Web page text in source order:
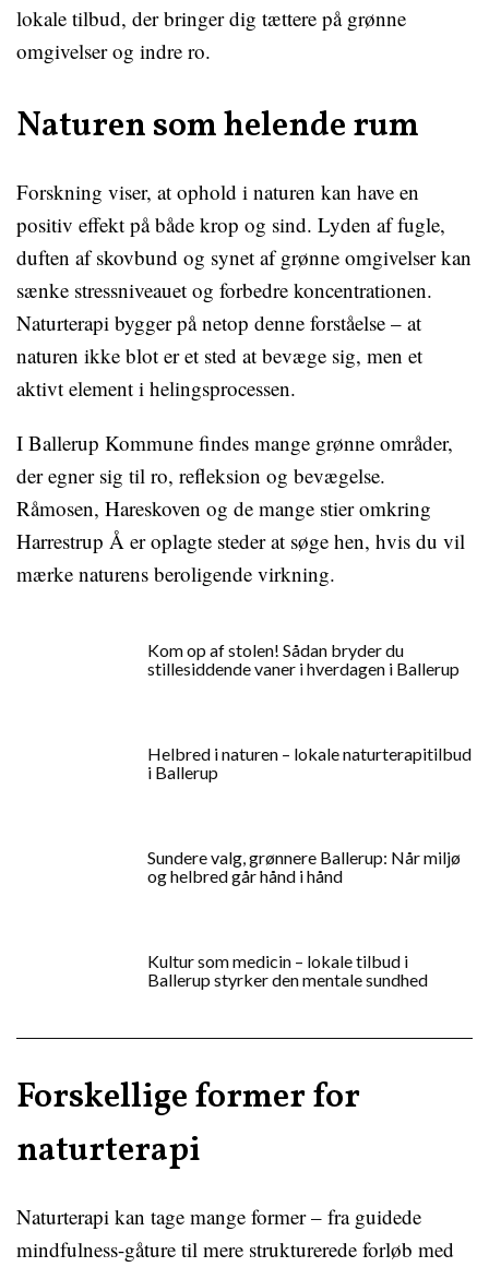
lokale tilbud, der bringer dig tættere på grønne
omgivelser og indre ro.
Naturen som helende rum
Forskning viser, at ophold i naturen kan have en
positiv effekt på både krop og sind. Lyden af fugle,
duften af skovbund og synet af grønne omgivelser kan
sænke stressniveauet og forbedre koncentrationen.
Naturterapi bygger på netop denne forståelse – at
naturen ikke blot er et sted at bevæge sig, men et
aktivt element i helingsprocessen.
I Ballerup Kommune findes mange grønne områder,
der egner sig til ro, refleksion og bevægelse.
Råmosen, Hareskoven og de mange stier omkring
Harrestrup Å er oplagte steder at søge hen, hvis du vil
mærke naturens beroligende virkning.
Kom op af stolen! Sådan bryder du
stillesiddende vaner i hverdagen i Ballerup
Helbred i naturen – lokale naturterapitilbud
i Ballerup
Sundere valg, grønnere Ballerup: Når miljø
og helbred går hånd i hånd
Kultur som medicin – lokale tilbud i
Ballerup styrker den mentale sundhed
Forskellige former for
naturterapi
Naturterapi kan tage mange former – fra guidede
mindfulness-gåture til mere strukturerede forløb med